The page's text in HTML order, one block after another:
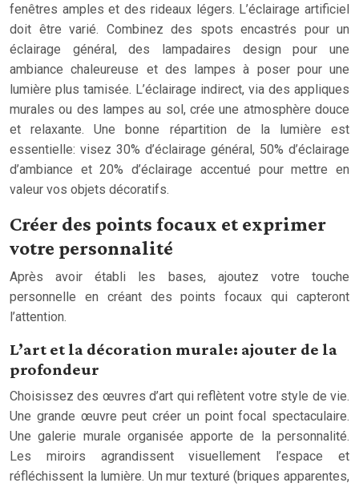
fenêtres amples et des rideaux légers. L’éclairage artificiel
doit être varié. Combinez des spots encastrés pour un
éclairage général, des lampadaires design pour une
ambiance chaleureuse et des lampes à poser pour une
lumière plus tamisée. L’éclairage indirect, via des appliques
murales ou des lampes au sol, crée une atmosphère douce
et relaxante. Une bonne répartition de la lumière est
essentielle: visez 30% d’éclairage général, 50% d’éclairage
d’ambiance et 20% d’éclairage accentué pour mettre en
valeur vos objets décoratifs.
Créer des points focaux et exprimer
votre personnalité
Après avoir établi les bases, ajoutez votre touche
personnelle en créant des points focaux qui capteront
l’attention.
L’art et la décoration murale: ajouter de la
profondeur
Choisissez des œuvres d’art qui reflètent votre style de vie.
Une grande œuvre peut créer un point focal spectaculaire.
Une galerie murale organisée apporte de la personnalité.
Les miroirs agrandissent visuellement l’espace et
réfléchissent la lumière. Un mur texturé (briques apparentes,